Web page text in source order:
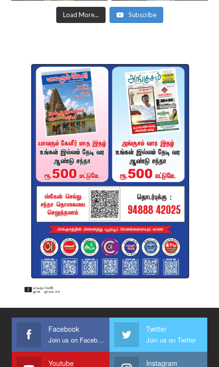
Load More... Subscribe
Facebook
Join us on Facebook
Twitter
Join us on Twitter
Youtube Instagram